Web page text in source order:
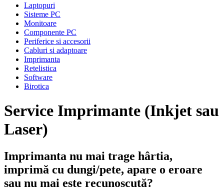
Laptopuri
Sisteme PC
Monitoare
Componente PC
Periferice si accesorii
Cabluri si adaptoare
Imprimanta
Retelistica
Software
Birotica
Service Imprimante (Inkjet sau
Laser)
Imprimanta nu mai trage hârtia,
imprimă cu dungi/pete, apare o eroare
sau nu mai este recunoscută?